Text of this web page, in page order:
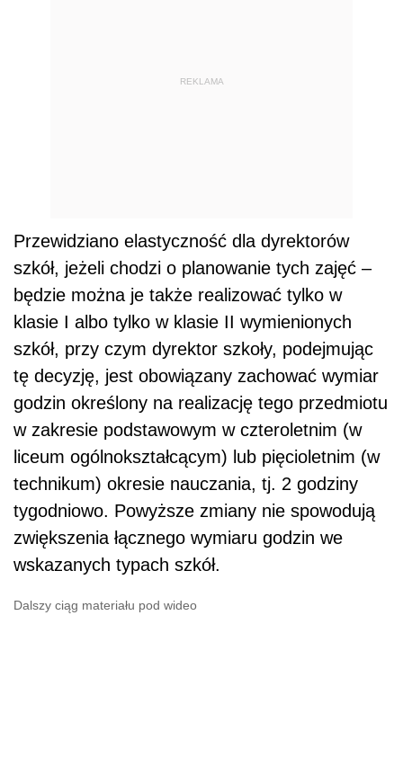
REKLAMA
Przewidziano elastyczność dla dyrektorów
szkół, jeżeli chodzi o planowanie tych zajęć –
będzie można je także realizować tylko w
klasie I albo tylko w klasie II wymienionych
szkół, przy czym dyrektor szkoły, podejmując
tę decyzję, jest obowiązany zachować wymiar
godzin określony na realizację tego przedmiotu
w zakresie podstawowym w czteroletnim (w
liceum ogólnokształcącym) lub pięcioletnim (w
technikum) okresie nauczania, tj. 2 godziny
tygodniowo. Powyższe zmiany nie spowodują
zwiększenia łącznego wymiaru godzin we
wskazanych typach szkół.
Dalszy ciąg materiału pod wideo